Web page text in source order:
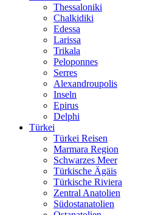
Thessaloniki
Chalkidiki
Edessa
Larissa
Trikala
Peloponnes
Serres
Alexandroupolis
Inseln
Epirus
Delphi
Türkei
Türkei Reisen
Marmara Region
Schwarzes Meer
Türkische Ägäis
Türkische Riviera
Zentral Anatolien
Südostanatolien